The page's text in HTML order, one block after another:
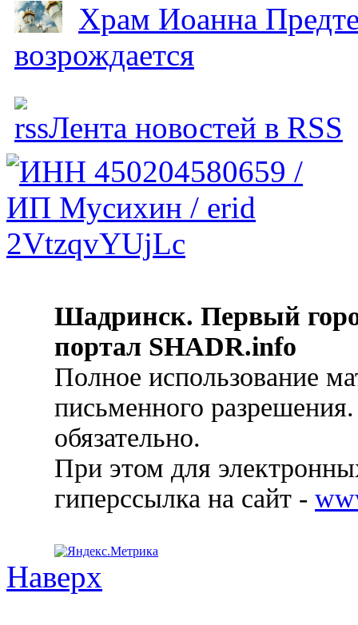
Храм Иоанна
возрождается
Лента новостей в RSS
Шадринск. Первый
портал SHADR.info
Полное использование
письменного
обязательно.
При этом для
гиперссылка на сайт -
Наверх